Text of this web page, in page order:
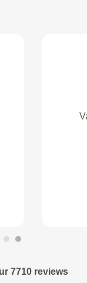
Zoetermeer
garage die alleen
af wist, was niet
pas een uur
7710 reviews